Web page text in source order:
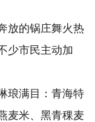
的锅庄舞火热
少市民主动加
满目：青海特
麦米、黑青稞麦